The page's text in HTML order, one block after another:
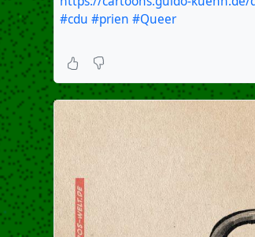
#cdu #prien #Queer